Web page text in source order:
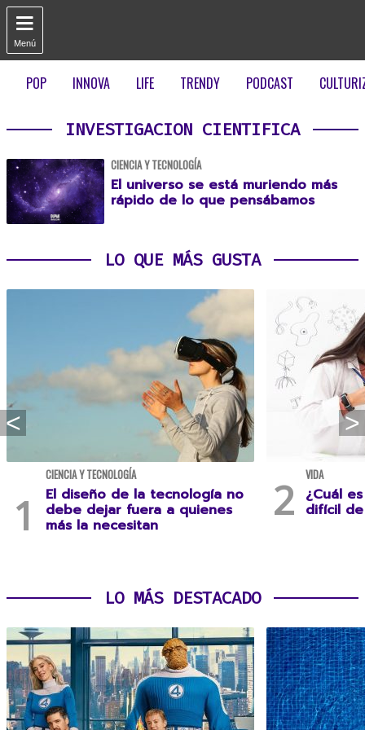

Menú
POP INNOVA LIFE TRENDY PODCAST
INVESTIGACION CIENTIFICA
CIENCIA Y TECNOLOGÍA
El universo se está muriendo más
rápido de lo que pensábamos
LO QUE MÁS GUSTA
CIENCIA Y TECNOLOGÍA
El diseño de la tecnología no
debe dejar fuera a quienes
más la necesitan
VIDA
¿Cuál
difícil
LO MÁS DESTACADO